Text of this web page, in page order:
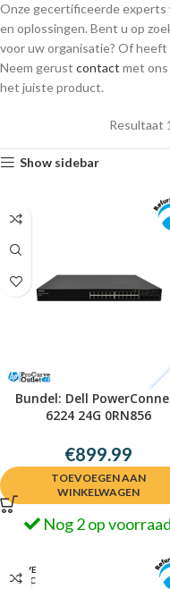
Onze gecertificeerde
en oplossingen. Bent u op
voor uw organisatie? Of
Neem gerust contact met ons
het juiste product.
Resultaat
Show sidebar
Bundel: Dell
6224 24G 0RN856
€899.99
TOEVOEGEN AAN
WINKELWAGEN
Nog 2 op voorraad
UITVE
RKOC